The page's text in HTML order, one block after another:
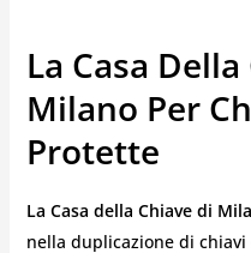
La Casa
Milano Per
Protette
La Casa della Chiave di
nella duplicazione di chiavi